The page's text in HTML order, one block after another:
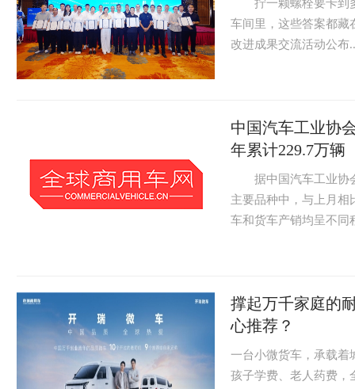
拧一颗螺栓要卡到多
车间里，这些答案都藏
改进成果交流活动公布..
中国汽车工业协
年累计229.7万辆
据中国汽车工业协会
主要品种中，与上月相
车和货车产销均呈不同
撑起万千家庭的
心推荐？
一台小微货车，承载着
孩子学费、老人药费，